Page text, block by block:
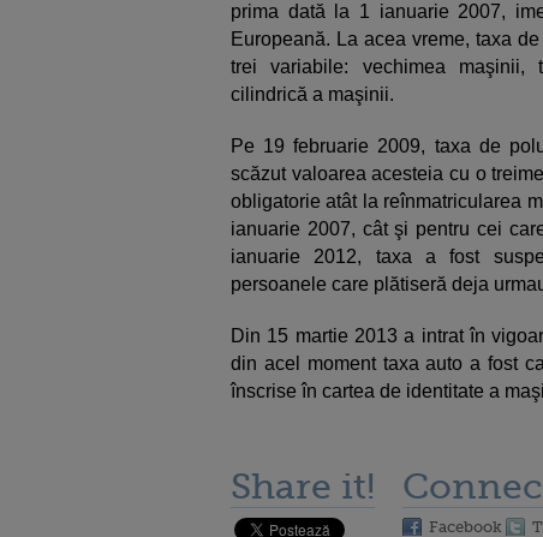
prima dată la 1 ianuarie 2007,
Europeană. La acea vreme, taxa
trei variabile: vechimea maşinii,
cilindrică a maşinii.
Pe 19 februarie 2009, taxa de
scăzut valoarea acesteia cu o
obligatorie atât la reînmatricularea
ianuarie 2007, cât şi pentru cei
ianuarie 2012, taxa a fost
persoanele care plătiseră deja
Din 15 martie 2013 a intrat în
din acel moment taxa auto a fost
înscrise în cartea de identitate a
Share it!
Facebook